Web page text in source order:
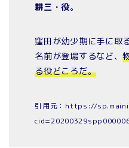
耕三・役。
窪田が幼少期に手に取
名前が登場するなど、
る役どころだ。
引用元：https://